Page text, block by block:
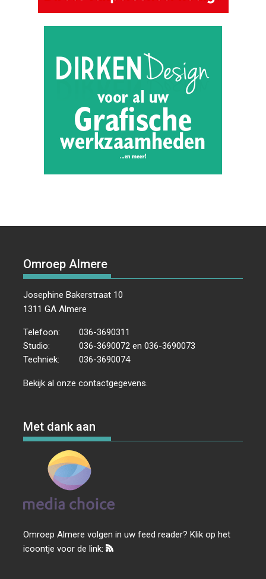
Omroep Almere
Josephine Bakerstraat 10
1311 GA Almere
Telefoon:
036-3690311
Studio:
036-3690072 en 036-3690073
Techniek:
036-3690074
Bekijk al onzecontactgegevens
Met dank aan
Omroep Almere volgen in uw feed reader? Klik op het
icoontje voor de link: